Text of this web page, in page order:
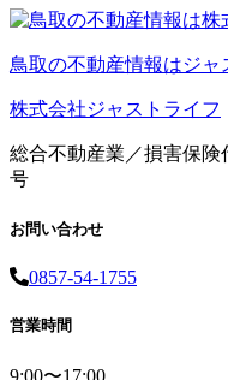
鳥取の不動産情報はジャ
株式会社ジャストライフ
総合不動産業／損害保
号
お問い合わせ
0857-54-1755
営業時間
9:00〜17:00